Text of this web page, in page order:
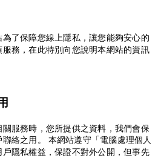
了保障您線上隱私，讓您能夠安心的
務，在此特別向您說明本網站的資訊
服務時，您所提供之資料，我們會保
絡之用。 本網站遵守「電腦處理個人
隱私權益，保證不對外公開，但事先